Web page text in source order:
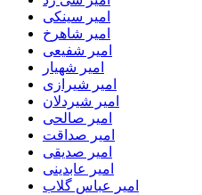
امیر سینکی
امیر شاهرخ
امیر شفیعی
امیر شهیار
امیر شیرازی
امیر شیردلان
امیر صالحی
امیر صداقت
امیر صدیقی
امیر عابدینی
امیر عباس گلاب